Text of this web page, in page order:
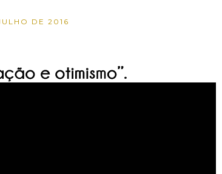
DE 2016